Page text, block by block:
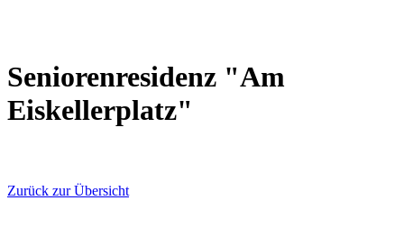
Seniorenresidenz "Am
Eiskellerplatz"
Zurück zur Übersicht